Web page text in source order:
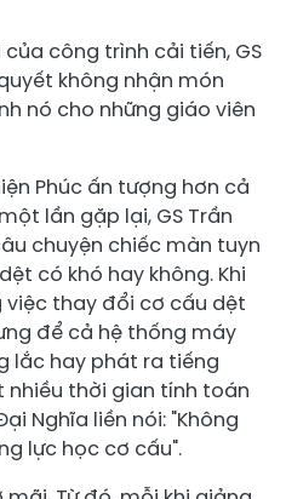
công trình cải tiến, GS
không nhận món
nó cho những giáo viên
Phúc ấn tượng hơn cả
lần gặp lại, GS Trần
chuyện chiếc màn tuyn
có khó hay không. Khi
thay đổi cơ cấu dệt
để cả hệ thống máy
lắc hay phát ra tiếng
thời gian tính toán
Nghĩa liền nói: "Không
lực học cơ cấu".